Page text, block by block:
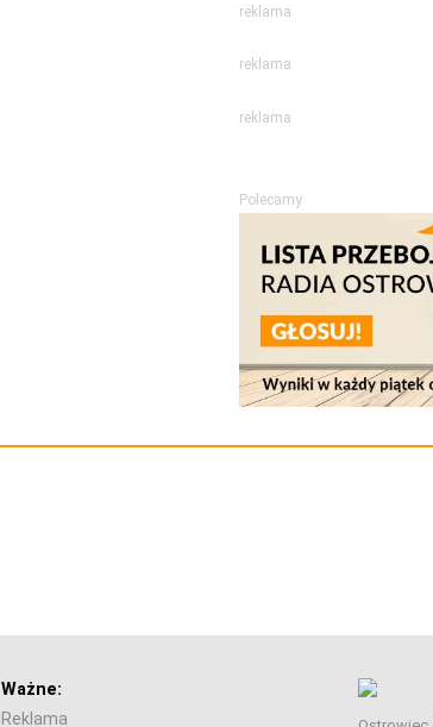
reklama
reklama
reklama
Polecamy
Ważne:
Reklama